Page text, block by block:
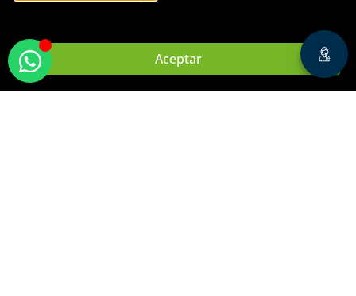
www.ﬁde.edu.pe/webinar
Aceptar